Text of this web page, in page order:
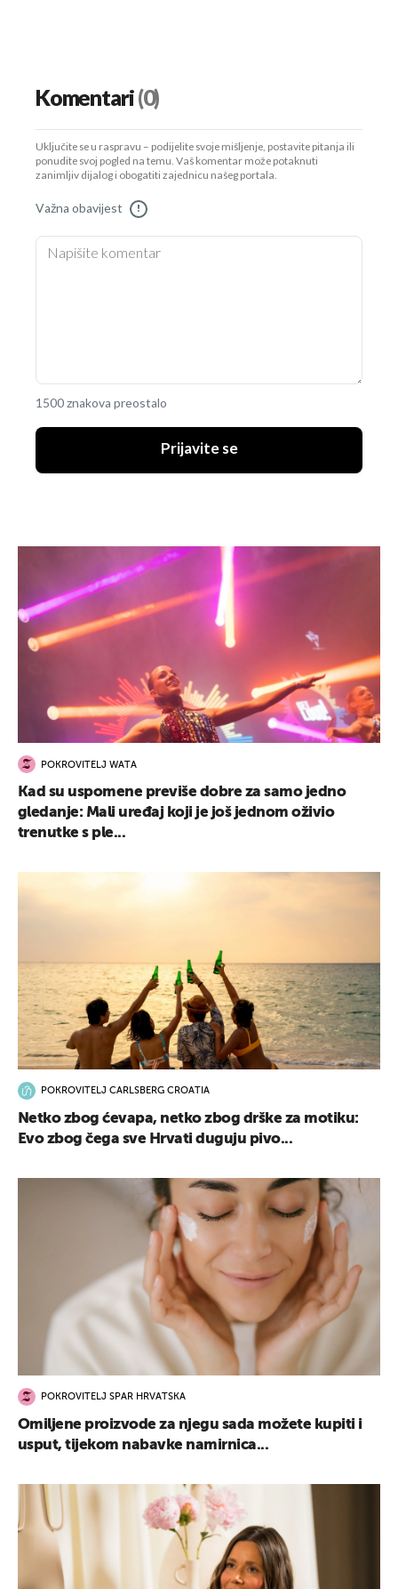
Komentari(0)
Uključite se u raspravu – podijelite svoje mišljenje, postavite pitanja ili
ponudite svoj pogled na temu. Vaš komentar može potaknuti
zanimljiv dijalog i obogatiti zajednicu našeg portala.
Važna obavijest !
1500 znakova preostalo
Prijavite se
POKROVITELJ WATA
Kad su uspomene previše dobre za samo jedno
gledanje: Mali uređaj koji je još jednom oživio
trenutke s ple...
POKROVITELJ CARLSBERG CROATIA
Netko zbog ćevapa, netko zbog drške za motiku:
Evo zbog čega sve Hrvati duguju pivo...
POKROVITELJ SPAR HRVATSKA
Omiljene proizvode za njegu sada možete kupiti i
usput, tijekom nabavke namirnica...